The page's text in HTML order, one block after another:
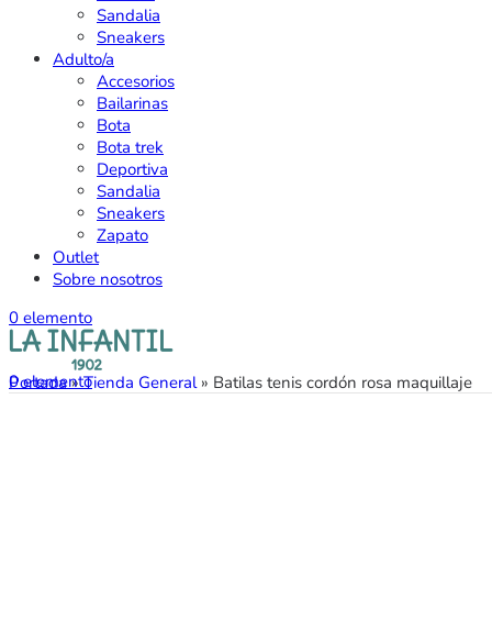
Sandalia
Sneakers
Adulto/a
Accesorios
Bailarinas
Bota
Bota trek
Deportiva
Sandalia
Sneakers
Zapato
Outlet
Sobre nosotros
0 elemento
0elemento
Portada»Tienda General» Batilas tenis cordón rosa maquillaje